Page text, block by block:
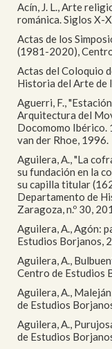
Acín, J. L., Arte
románica. Siglos X-
Actas de los
(1981-2020),
Actas del Coloquio
Historia del Arte de
Aguerri, F.,
Arquitectura del
Docomomo Ibérico.
van der Rhoe, 1996.
Aguilera, A., "La
su fundación en la
su capilla titular
Departamento de
Zaragoza, n.º 30,
Aguilera, A., Agón:
Estudios Borjanos,
Aguilera, A.,
Centro de Estudios
Aguilera, A.,
de Estudios
Aguilera, A.,
de Estudios